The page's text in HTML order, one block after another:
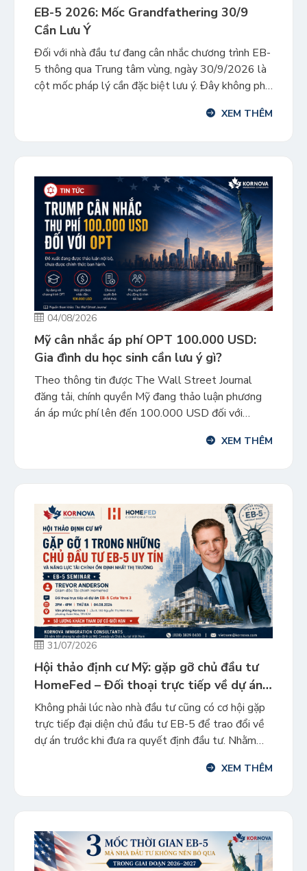
EB-5 2026: Mốc Grandfathering 30/9
Cần Lưu Ý
Đối với nhà đầu tư đang cân nhắc chương trình EB-
5 thông qua Trung tâm vùng, ngày 30/9/2026 là
cột mốc pháp lý cần đặc biệt lưu ý. Đây không phải
lực. Chương trình hiện được luật cho phép hoạt
XEM THÊM
04/08/2026
Mỹ cân nhắc áp phí OPT 100.000 USD:
Gia đình du học sinh cần lưu ý gì?
Theo thông tin được The Wall Street Journal
đăng tải, chính quyền Mỹ đang thảo luận phương
án áp mức phí lên đến 100.000 USD đối với
dành cho sinh viên quốc tế sau khi tốt nghiệp. Đây
XEM THÊM
31/07/2026
Hội thảo định cư Mỹ: gặp gỡ chủ đầu tư
HomeFed – Đối thoại trực tiếp về dự án
EB-5 Cota Vera 3
Không phải lúc nào nhà đầu tư cũng có cơ hội gặp
trực tiếp đại diện chủ đầu tư EB-5 để trao đổi về
dự án trước khi đưa ra quyết định đầu tư. Nhằm
Kornova trân trọng tổ chức Hội thảo gặp gỡ chủ
XEM THÊM